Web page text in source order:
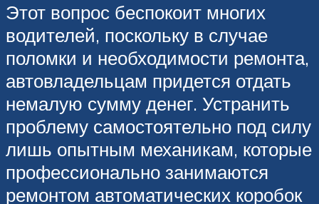
Этот вопрос беспокоит многих
водителей, поскольку в случае
поломки и необходимости ремонта,
автовладельцам придется отдать
немалую сумму денег. Устранить
проблему самостоятельно под силу
лишь опытным механикам, которые
профессионально занимаются
ремонтом автоматических коробок